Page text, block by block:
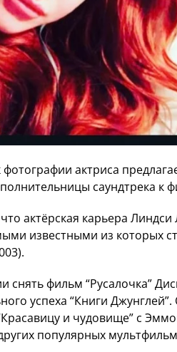
актриса
саундтрека к
актёрская карьера
известными из которых
снять фильм “Русалочка”
успеха “Книги
и чудовище” с
популярных